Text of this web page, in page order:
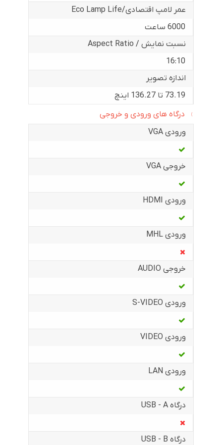
عمر لامپ اقتصادی/Eco Lamp Life
6000 ساعت
نسبت نمایش / Aspect Ratio
16:10
اندازه تصویر
73.19 تا 136.27 اینچ
درگاه های ورودی و خروجی
ورودی VGA
خروجی VGA
ورودی HDMI
ورودی MHL
خروجی AUDIO
ورودی S-VIDEO
ورودی VIDEO
ورودی LAN
درگاه USB - A
درگاه USB - B